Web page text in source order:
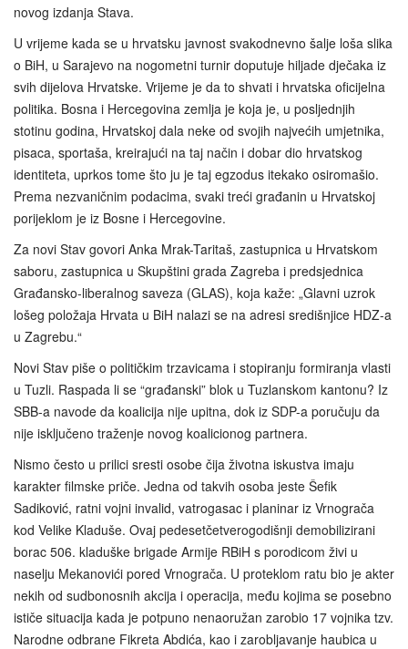
novog izdanja Stava.
U vrijeme kada se u hrvatsku javnost svakodnevno šalje loša slika
o BiH, u Sarajevo na nogometni turnir doputuje hiljade dječaka iz
svih dijelova Hrvatske. Vrijeme je da to shvati i hrvatska oficijelna
politika. Bosna i Hercegovina zemlja je koja je, u posljednjih
stotinu godina, Hrvatskoj dala neke od svojih najvećih umjetnika,
pisaca, sportaša, kreirajući na taj način i dobar dio hrvatskog
identiteta, uprkos tome što ju je taj egzodus itekako osiromašio.
Prema nezvaničnim podacima, svaki treći građanin u Hrvatskoj
porijeklom je iz Bosne i Hercegovine.
Za novi Stav govori Anka Mrak-Taritaš, zastupnica u Hrvatskom
saboru, zastupnica u Skupštini grada Zagreba i predsjednica
Građansko-liberalnog saveza (GLAS), koja kaže: „Glavni uzrok
lošeg položaja Hrvata u BiH nalazi se na adresi središnjice HDZ-a
u Zagrebu.“
Novi Stav piše o političkim trzavicama i stopiranju formiranja vlasti
u Tuzli. Raspada li se “građanski” blok u Tuzlanskom kantonu? Iz
SBB-a navode da koalicija nije upitna, dok iz SDP-a poručuju da
nije isključeno traženje novog koalicionog partnera.
Nismo često u prilici sresti osobe čija životna iskustva imaju
karakter filmske priče. Jedna od takvih osoba jeste Šefik
Sadiković, ratni vojni invalid, vatrogasac i planinar iz Vrnograča
kod Velike Kladuše. Ovaj pedesetčetverogodišnji demobilizirani
borac 506. kladuške brigade Armije RBiH s porodicom živi u
naselju Mekanovići pored Vrnograča. U proteklom ratu bio je akter
nekih od sudbonosnih akcija i operacija, među kojima se posebno
ističe situacija kada je potpuno nenaoružan zarobio 17 vojnika tzv.
Narodne odbrane Fikreta Abdića, kao i zarobljavanje haubica u